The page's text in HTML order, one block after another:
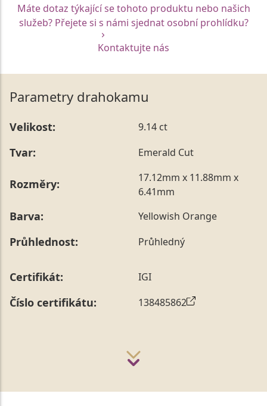
Máte dotaz týkající se tohoto produktu nebo našich
služeb? Přejete si s námi sjednat osobní prohlídku?
Kontaktujte nás
Parametry drahokamu
Velikost: 9.14 ct
Tvar: Emerald Cut
Rozměry:
17.12mm x 11.88mm x
6.41mm
Barva: Yellowish Orange
Průhlednost: Průhledný
Certifikát: IGI
Číslo certifikátu: 138485862